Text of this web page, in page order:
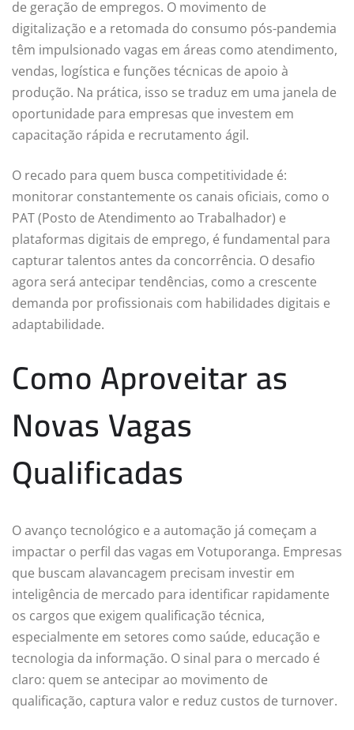
de geração de empregos. O movimento de
digitalização e a retomada do consumo pós-pandemia
têm impulsionado vagas em áreas como atendimento,
vendas, logística e funções técnicas de apoio à
produção. Na prática, isso se traduz em uma janela de
oportunidade para empresas que investem em
capacitação rápida e recrutamento ágil.
O recado para quem busca competitividade é:
monitorar constantemente os canais oficiais, como o
PAT (Posto de Atendimento ao Trabalhador) e
plataformas digitais de emprego, é fundamental para
capturar talentos antes da concorrência. O desafio
agora será antecipar tendências, como a crescente
demanda por profissionais com habilidades digitais e
adaptabilidade.
Como Aproveitar as
Novas Vagas
Qualificadas
O avanço tecnológico e a automação já começam a
impactar o perfil das vagas em Votuporanga. Empresas
que buscam alavancagem precisam investir em
inteligência de mercado para identificar rapidamente
os cargos que exigem qualificação técnica,
especialmente em setores como saúde, educação e
tecnologia da informação. O sinal para o mercado é
claro: quem se antecipar ao movimento de
qualificação, captura valor e reduz custos de turnover.